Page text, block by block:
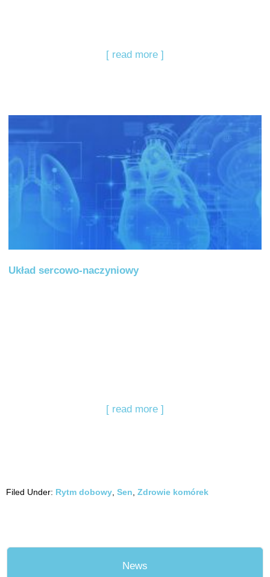
[ read more ]
Układ sercowo-naczyniowy
[ read more ]
Filed Under: Rytm dobowy Sen Zdrowie komórek
News